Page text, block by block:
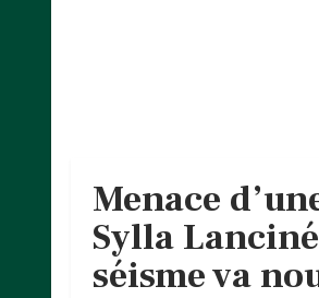
Menace
Sylla
séisme va